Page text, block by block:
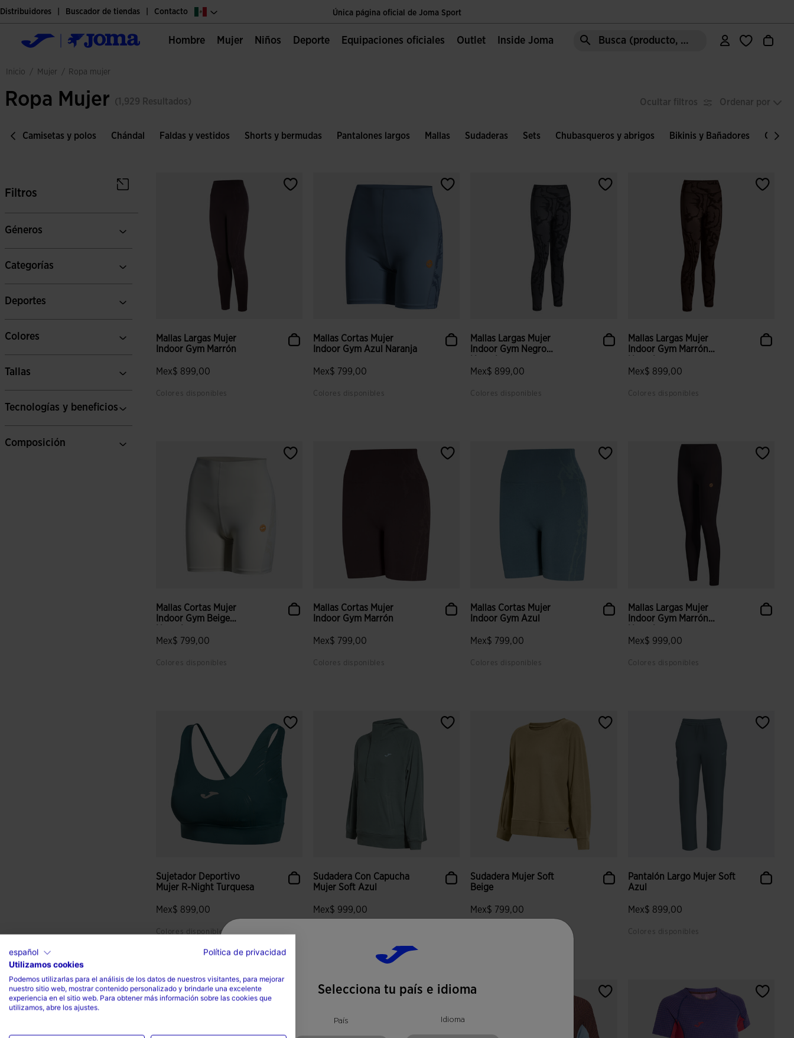
Única página oficial de Joma Sport
Envíos gratis a partir de $2 000.00 MXN
Distribuidores Buscador de tiendas Contacto
Hombre Mujer Niños Deporte Equipaciones oficiales Outlet Inside Joma Busca (producto, estilo, área, ect.)
inicio / mujer / ropa mujer
Ropa Mujer (1,929 Resultados) Ocultar filtros Ordenar por
Camisetas y polos Chándal Faldas y vestidos Shorts y bermudas Pantalones largos Mallas Sudaderas Sets Chubasqueros y abrigos Bikinis y Bañadores Casual
Filtros
Géneros
Categorías
Deportes
Colores
Tallas
Tecnologías y beneficios
Composición
Mallas Largas Mujer
Indoor Gym Marrón
Mex$ 899,00
Colores disponibles
Mallas Cortas Mujer
Indoor Gym Azul Naranja
Mex$ 799,00
Colores disponibles
Mallas Largas Mujer
Indoor Gym Negro
Mex$ 899,00
Colores disponibles
Mallas Largas Mujer
Indoor Gym Marrón
Mex$ 899,00
Colores disponibles
Mallas Cortas Mujer
Indoor Gym Beige
Mex$ 799,00
Colores disponibles
Mallas Cortas Mujer
Indoor Gym Marrón
Mex$ 799,00
Colores disponibles
Mallas Cortas Mujer
Indoor Gym Azul
Mex$ 799,00
Colores disponibles
Mallas Largas Mujer
Indoor Gym Marrón
Mex$ 999,00
Colores disponibles
Sujetador Deportivo
Mujer R-Night Turquesa
Mex$ 899,00
Colores disponibles
4.1 sobre 5 de valoración de clientes
Sudadera Con Capucha
Mujer Soft Azul
Mex$ 999,00
Sudadera Mujer Soft
Beige
Mex$ 799,00
Pantalón Largo Mujer Soft
Azul
Mex$ 899,00
Colores disponibles
Selecciona tu país e idioma
País Idioma
español
Política de privacidad
Utilizamos cookies
Podemos utilizarlas para el análisis de los datos de nuestros visitantes, para mejorar
nuestro sitio web, mostrar contenido personalizado y brindarle una excelente
experiencia en el sitio web. Para obtener más información sobre las cookies que
utilizamos, abre los ajustes.